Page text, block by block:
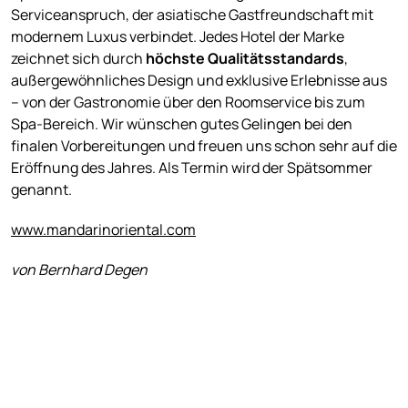
Serviceanspruch, der asiatische Gastfreundschaft mit
modernem Luxus verbindet. Jedes Hotel der Marke
zeichnet sich durch höchste Qualitätsstandards,
außergewöhnliches Design und exklusive Erlebnisse aus
– von der Gastronomie über den Roomservice bis zum
Spa-Bereich. Wir wünschen gutes Gelingen bei den
finalen Vorbereitungen und freuen uns schon sehr auf die
Eröffnung des Jahres. Als Termin wird der Spätsommer
genannt.
www.mandarinoriental.com
von Bernhard Degen